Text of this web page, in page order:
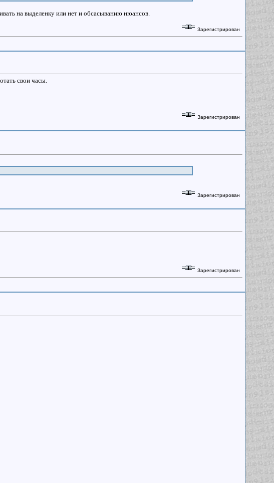
на выделенку или нет и обсасыванию нюансов.
Зарегистрирован
свои часы.
Зарегистрирован
Зарегистрирован
Зарегистрирован